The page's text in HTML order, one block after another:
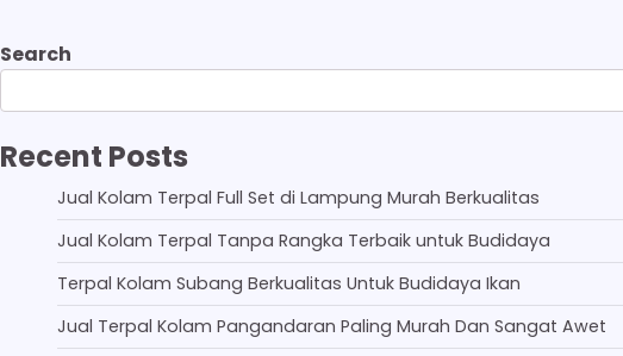
Search
Recent Posts
Jual Kolam Terpal Full Set di Lampung Murah Berkualitas
Jual Kolam Terpal Tanpa Rangka Terbaik untuk Budidaya
Terpal Kolam Subang Berkualitas Untuk Budidaya Ikan
Jual Terpal Kolam Pangandaran Paling Murah Dan Sangat Awet